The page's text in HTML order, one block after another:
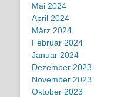
Mai 2024
April 2024
März 2024
Februar 2024
Januar 2024
Dezember 2023
November 2023
Oktober 2023